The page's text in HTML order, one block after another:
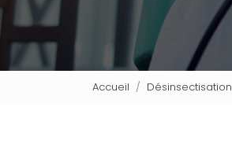
Accueil Désinsectisation